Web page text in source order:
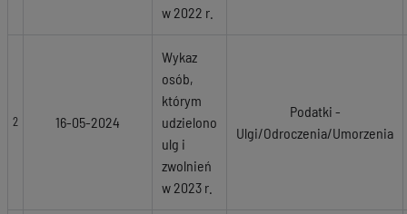
w 2022 r.
2 16-05-2024
Wykaz
osób,
którym
udzielono
ulg i
zwolnień
w 2023 r.
Podatki -
Ulgi/Odroczenia/Umorzenia